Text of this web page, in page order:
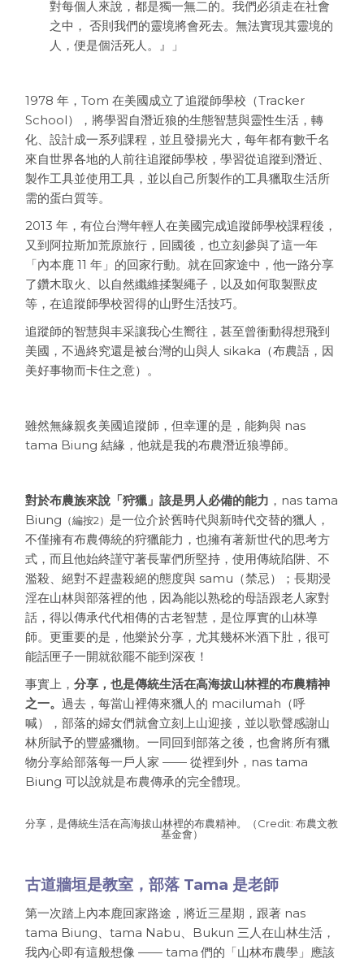
對每個人來說，都是獨一無二的。我們必須走在社會
之中， 否則我們的靈境將會死去。無法實現其靈境的
人，便是個活死人。』」
1978 年，Tom 在美國成立了追蹤師學校（Tracker
School），將學習自潛近狼的生態智慧與靈性生活，轉
化、設計成一系列課程，並且發揚光大，每年都有數千名
來自世界各地的人前往追蹤師學校，學習從追蹤到潛近、
製作工具並使用工具，並以自己所製作的工具獵取生活所
需的蛋白質等。
2013 年，有位台灣年輕人在美國完成追蹤師學校課程後，
又到阿拉斯加荒原旅行，回國後，也立刻參與了這一年
「內本鹿 11 年」的回家行動。就在回家途中，他一路分享
了鑽木取火、以自然纖維揉製繩子，以及如何取製獸皮
等，在追蹤師學校習得的山野生活技巧。
追蹤師的智慧與丰采讓我心生嚮往，甚至曾衝動得想飛到
美國，不過終究還是被台灣的山與人 sikaka（布農語，因
美好事物而卡住之意）。
雖然無緣親炙美國追蹤師，但幸運的是，能夠與 nas
tama Biung 結緣，他就是我的布農潛近狼導師。
對於布農族來說「狩獵」該是男人必備的能力 ，nas tama
Biung （編按2） 是一位介於舊時代與新時代交替的獵人，
不僅擁有布農傳統的狩獵能力，也擁有著新世代的思考方
式，而且他始終謹守著長輩們所堅持，使用傳統陷阱、不
濫殺、絕對不趕盡殺絕的態度與 samu（禁忌）；長期浸
淫在山林與部落裡的他，因為能以熟稔的母語跟老人家對
話，得以傳承代代相傳的古老智慧，是位厚實的山林導
師。更重要的是，他樂於分享，尤其幾杯米酒下肚，很可
能話匣子一開就欲罷不能到深夜！
事實上，分享，也是傳統生活在高海拔山林裡的布農精神
之一。過去，每當山裡傳來獵人的 macilumah（呼
喊），部落的婦女們就會立刻上山迎接，並以歌聲感謝山
林所賦予的豐盛獵物。一同回到部落之後，也會將所有獵
物分享給部落每一戶人家 —— 從裡到外，nas tama
Biung 可以說就是布農傳承的完全體現。
分享，是傳統生活在高海拔山林裡的布農精神。（Credit: 布農文教
基金會）
古道牆垣是教室，部落 Tama 是老師
第一次踏上內本鹿回家路途，將近三星期，跟著 nas
tama Biung、tama Nabu、Bukun 三人在山林生活，
我內心即有這般想像 —— tama 們的「山林布農學」應該